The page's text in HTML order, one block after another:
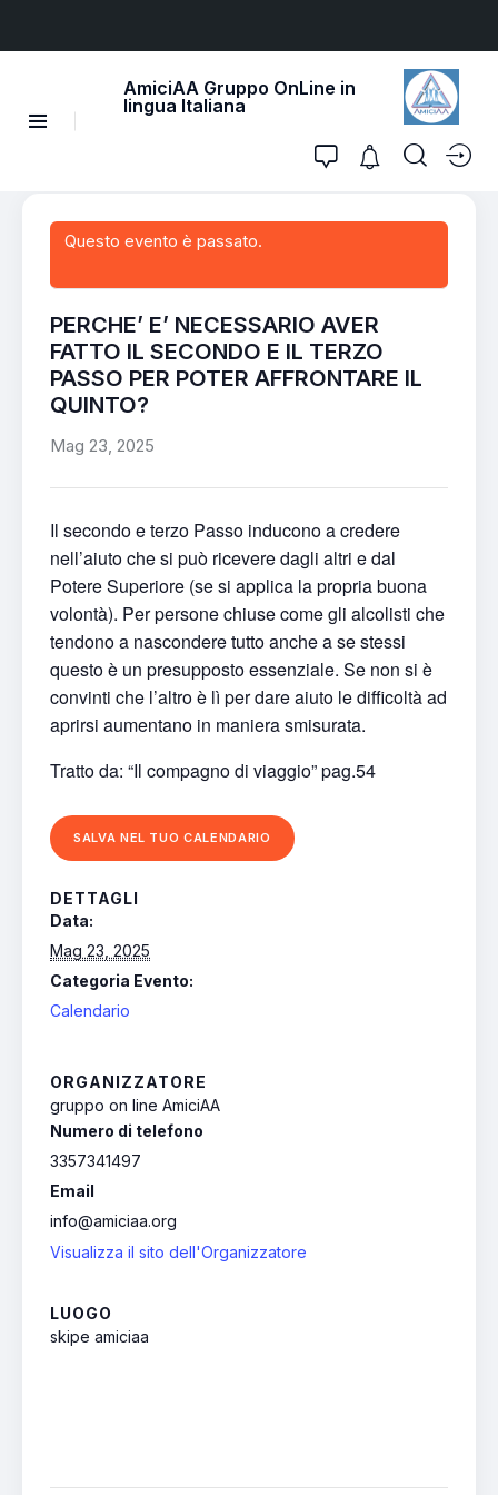
AmiciAA Gruppo OnLine in
lingua Italiana
Questo evento è passato.
PERCHE’ E’ NECESSARIO AVER
FATTO IL SECONDO E IL TERZO
PASSO PER POTER AFFRONTARE IL
QUINTO?
Mag 23, 2025
Il secondo e terzo Passo inducono a credere
nell’aiuto che si può ricevere dagli altri e dal
Potere Superiore (se si applica la propria buona
volontà). Per persone chiuse come gli alcolisti che
tendono a nascondere tutto anche a se stessi
questo è un presupposto essenziale. Se non si è
convinti che l’altro è lì per dare aiuto le difficoltà ad
aprirsi aumentano in maniera smisurata.
Tratto da: “Il compagno di viaggio” pag.54
SALVA NEL TUO CALENDARIO
DETTAGLI
Data:
Mag 23, 2025
Categoria Evento:
Calendario
ORGANIZZATORE
gruppo on line AmiciAA
Numero di telefono
3357341497
Email
info@amiciaa.org
Visualizza il sito dell'Organizzatore
LUOGO
skipe amiciaa